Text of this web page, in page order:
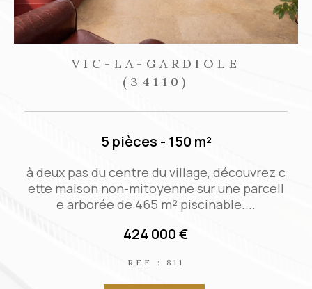
FRONTIGNAN
(34110)
3 pièces - 70 m²
Agréable maison de ville qui allie le charme
de l'ancien et le confort moderne. Belle piè
ce de vie de 35 m² spacieuse...
167 000 €
REF : VM29950